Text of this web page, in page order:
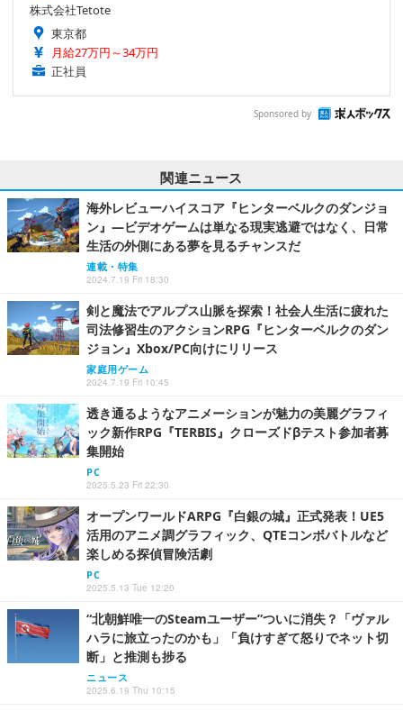
株式会社Tetote
東京都
月給27万円～34万円
正社員
Sponsored by
関連ニュース
海外レビューハイスコア『ヒンターベルクのダンジョ
ン』―ビデオゲームは単なる現実逃避ではなく、日常
生活の外側にある夢を見るチャンスだ
連載・特集
2024.7.19 Fri 18:30
剣と魔法でアルプス山脈を探索！社会人生活に疲れた
司法修習生のアクションRPG『ヒンターベルクのダン
ジョン』Xbox/PC向けにリリース
家庭用ゲーム
2024.7.19 Fri 10:45
透き通るようなアニメーションが魅力の美麗グラフィ
ック新作RPG『TERBIS』クローズドβテスト参加者募
集開始
PC
2025.5.23 Fri 22:30
オープンワールドARPG『白銀の城』正式発表！UE5
活用のアニメ調グラフィック、QTEコンボバトルなど
楽しめる探偵冒険活劇
PC
2025.5.13 Tue 12:20
“北朝鮮唯一のSteamユーザー”ついに消失？「ヴァル
ハラに旅立ったのかも」「負けすぎて怒りでネット切
断」と推測も捗る
ニュース
2025.6.19 Thu 10:15